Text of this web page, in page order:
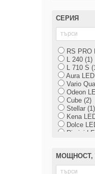
СЕРИЯ
RS PRO
L 240 (1)
L 710 S
Aura
Vario
Odeon
Cube (2)
Stellar (1)
Kena
Dolce
Rimini
DOLCE
МОЩНОСТ,